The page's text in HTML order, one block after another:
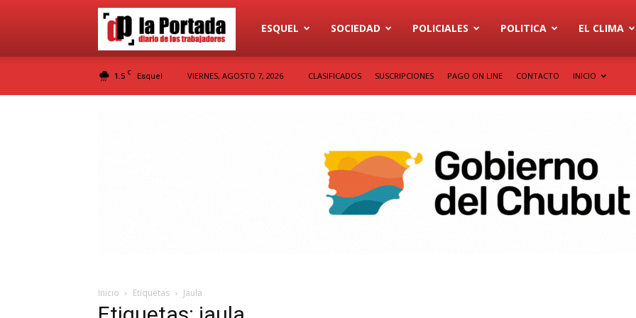
Diario
ESQUEL SOCIEDAD POLICIALES POLITICA EL CLIMA
1.5 C Esquel VIERNES, AGOSTO 7, 2026 CLASIFICADOS SUSCRIPCIONES PAGO ON LINE CONTACTO INICIO
Inicio Etiquetas Jaula